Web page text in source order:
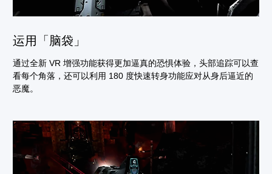
运用「脑袋」
通过全新 VR 增强功能获得更加逼真的恐惧体验，头部追踪可以查
看每个角落，还可以利用 180 度快速转身功能应对从身后逼近的
恶魔。